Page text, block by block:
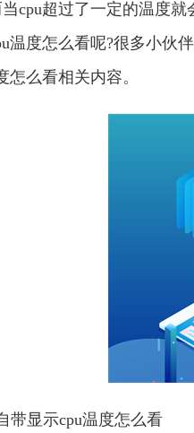
cpu超过了一定的温度
温度怎么看呢?很多小伙
怎么看相关内容。
带显示cpu温度怎么看